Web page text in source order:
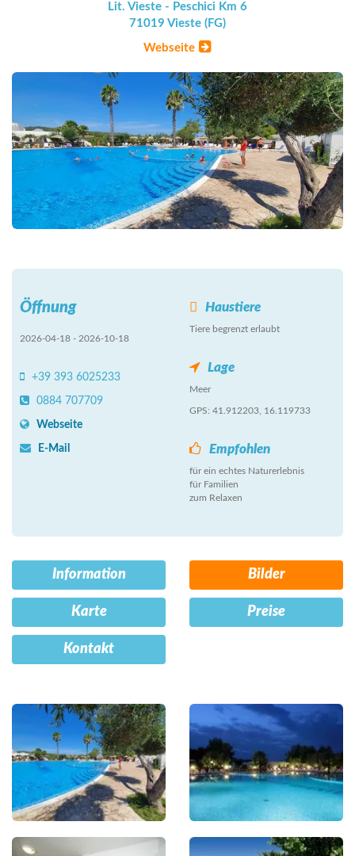
Lit. Vieste - Peschici Km 6
71019 Vieste (FG)
Webseite
Öffnung
2026-04-18 - 2026-10-18
+39 393 6025233
0884 707709
Webseite
E-Mail
Haustiere
Tiere begrenzt erlaubt
Lage
Meer
GPS: 41.912203, 16.119733
Empfohlen
für ein echtes Naturerlebnis
für Familien
zum Relaxen
Information Bilder
Karte Preise
Kontakt